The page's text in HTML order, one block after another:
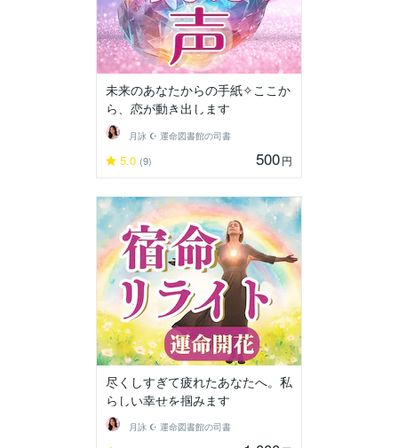
未来のあなたからの手紙✧ここか
ら、恋が動き出します
月詠 ☪︎ 運命図書館の司書
5.0 (9) 500円
尽くしすぎて疲れたあなたへ。私
らしい幸せを掴みます
月詠 ☪︎ 運命図書館の司書